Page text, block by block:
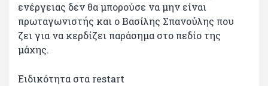
ενέργειας δεν θα μπορούσε να μην είναι
πρωταγωνιστής και ο Βασίλης Σπανούλης που
ζει για να κερδίζει παράσημα στο πεδίο της
μάχης.
Ειδικότητα στα restart